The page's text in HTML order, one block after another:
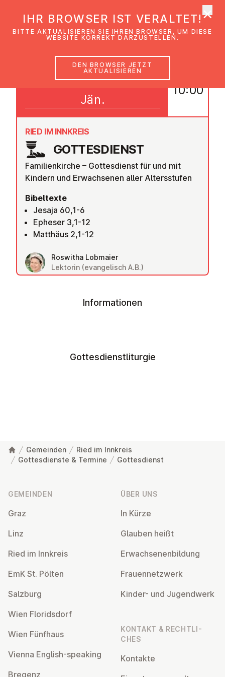
GOT­TES­DIENST
RIED IM INNKREIS
Familienkirche – Gottesdienst für und mit
Kindern und Erwachsenen aller Altersstufen
Bibeltexte
Jesaja 60,1-6
Epheser 3,1-12
Matthäus 2,1-12
Roswitha Lobmaier
Lektorin (evangelisch A.B.)
04
Jän.
10:00
Informationen
Gottesdienstliturgie
Gemeinden
Ried im Innkreis
Gottesdienste & Termine
Gottesdienst
GEMEINDEN
Graz
Linz
Ried im Innkreis
EmK St. Pölten
Salzburg
Wien Flo­rids­dorf
Wien Fünfhaus
Vienna English-speaking
Bregenz
ÜBER UNS
In Kürze
Glauben heißt
Er­wach­se­nen­bil­dung
Frau­en­netz­werk
Kinder- und Ju­gend­werk
KONTAKT & RECHT­LI­
CHES
Kontakte
IHR BROWSER IST VERALTET!
BITTE AKTUALISIEREN SIE IHREN BROWSER, UM DIESE
WEBSITE KORREKT DARZUSTELLEN.
DEN BROWSER JETZT
AKTUALISIEREN
×